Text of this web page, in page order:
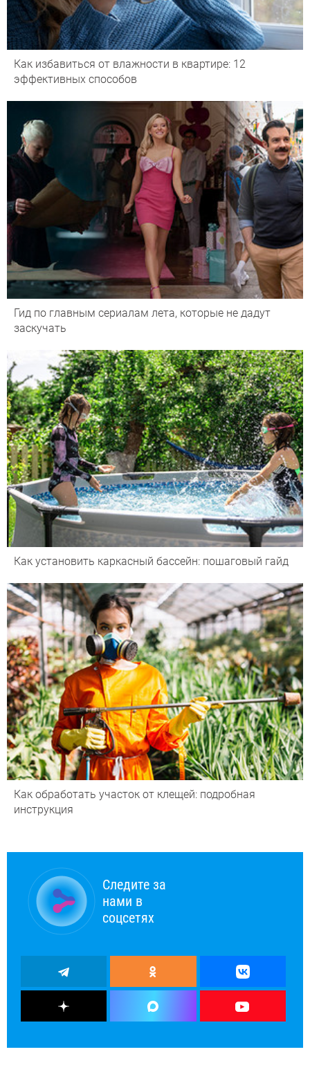
Как избавиться от влажности в квартире: 12
эффективных способов
Гид по главным сериалам лета, которые не дадут
заскучать
Как установить каркасный бассейн: пошаговый гайд
Как обработать участок от клещей: подробная
инструкция
Следите за
нами в
соцсетях